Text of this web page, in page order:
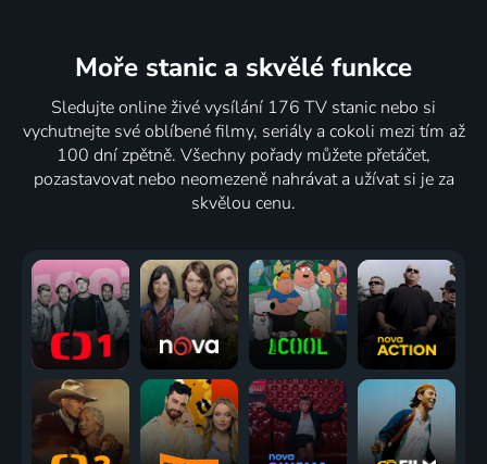
Moře stanic a skvělé funkce
Sledujte online živé vysílání 176 TV stanic nebo si
vychutnejte své oblíbené filmy, seriály a cokoli mezi tím až
100 dní zpětně. Všechny pořady můžete přetáčet,
pozastavovat nebo neomezeně nahrávat a užívat si je za
skvělou cenu.